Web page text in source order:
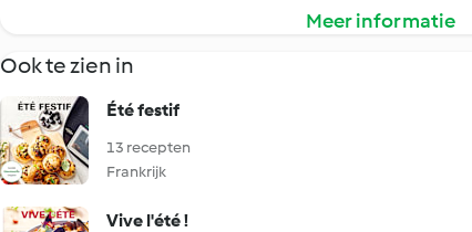
Meer informatie
Ook te zien in
Été festif
13 recepten
Frankrijk
Vive l'été !